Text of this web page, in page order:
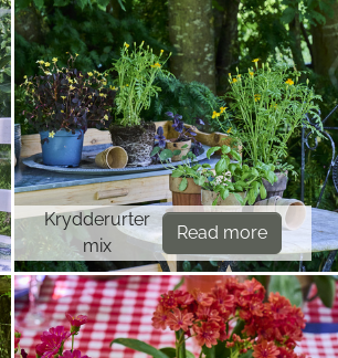
Krydderurter
mix
Read more